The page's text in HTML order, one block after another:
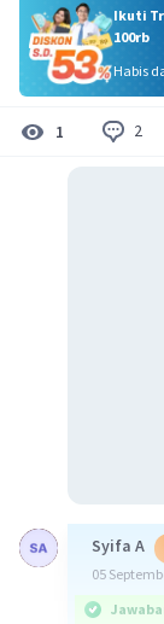
Ikuti
100rb
Habis
1 2
Syifa A
05